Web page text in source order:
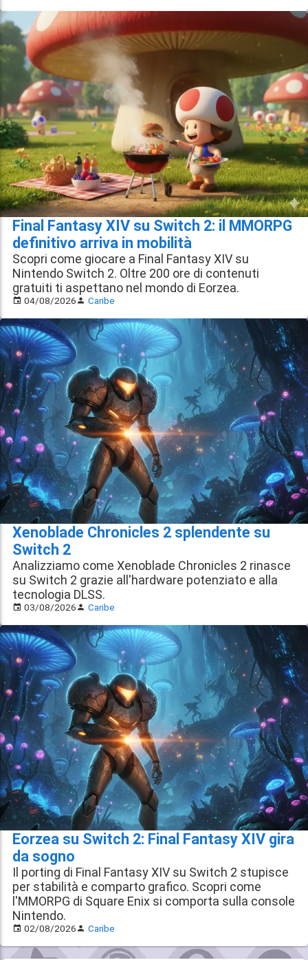
Final Fantasy XIV su Switch 2: il MMORPG
definitivo arriva in mobilità
Scopri come giocare a Final Fantasy XIV su
Nintendo Switch 2. Oltre 200 ore di contenuti
gratuiti ti aspettano nel mondo di Eorzea.
04/08/2026 Caribe
Xenoblade Chronicles 2 splendente su
Switch 2
Analizziamo come Xenoblade Chronicles 2 rinasce
su Switch 2 grazie all'hardware potenziato e alla
tecnologia DLSS.
03/08/2026 Caribe
Eorzea su Switch 2: Final Fantasy XIV gira
da sogno
Il porting di Final Fantasy XIV su Switch 2 stupisce
per stabilità e comparto grafico. Scopri come
l'MMORPG di Square Enix si comporta sulla console
Nintendo.
02/08/2026 Caribe